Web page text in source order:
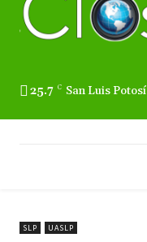
25.7 C San Luis Potosí
SLP UASLP